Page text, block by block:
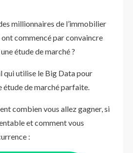
millionnaires de l’immobilier
commencé par convaincre
étude de marché ?
qui utilise le Big Data pour
étude de marché parfaite.
combien vous allez gagner, si
et comment vous
: